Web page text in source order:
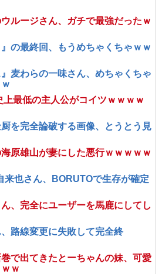
ウルージさん、ガチで最強だったｗ
の最終回、もうめちゃくちゃｗｗ
』麦わらの一味さん、めちゃくちゃ
上最低の主人公がコイツｗｗｗｗ
厨を完全論破する画像、とうとう見
海原雄山が妻にした悪行ｗｗｗｗｗ
来也さん、BORUTOで生存が確定
ん、完全にユーザーを馬鹿にしてし
、路線変更に失敗して完全終
巻で出てきたとーちゃんの妹、可愛
ｗ